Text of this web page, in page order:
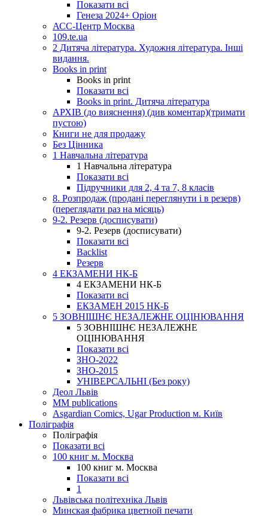
Показати всі
Генеза 2024+ Оріон
АСС-Центр Москва
109.te.ua
2 Дитяча література. Художня література. Інші
видання.
Books in print
Books in print
Показати всі
Books in print. Дитяча література
АРХІВ (до вияснення) (див коментар)(тримати
пустою)
Книги не для продажу
Без Цінника
1 Навчальна література
1 Навчальна література
Показати всі
Підручники для 2, 4 та 7, 8 класів
8. Розпродаж (продані переглянути і в резерв)
(переглядати раз на місяць)
9-2. Резерв (досписувати)
9-2. Резерв (досписувати)
Показати всі
Backlist
Резерв
4 ЕКЗАМЕНИ НК-Б
4 ЕКЗАМЕНИ НК-Б
Показати всі
ЕКЗАМЕН 2015 НК-Б
5 ЗОВНІШНЄ НЕЗАЛЕЖНЕ ОЦІНЮВАННЯ
5 ЗОВНІШНЄ НЕЗАЛЕЖНЕ
ОЦІНЮВАННЯ
Показати всі
ЗНО-2022
ЗНО-2015
УНІВЕРСАЛЬНІ (Без року)
Деол Львів
MM publications
Asgardian Comics, Ugar Production м. Київ
Поліграфія
Поліграфія
Показати всі
100 книг м. Москва
100 книг м. Москва
Показати всі
1
Львівська політехніка Львів
Минская фабрика цветной печати